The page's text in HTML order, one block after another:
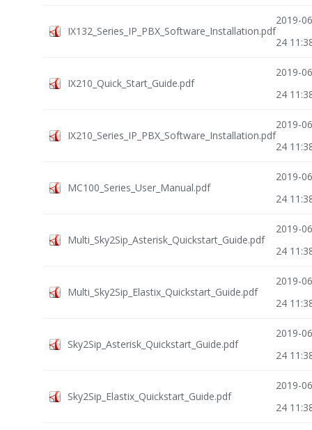
IX132_Series_IP_PBX_Software_Installation.pdf
2019-
24
IX210_Quick_Start_Guide.pdf
2019-
24
IX210_Series_IP_PBX_Software_Installation.pdf
2019-
24
MC100_Series_User_Manual.pdf
2019-
24
Multi_Sky2Sip_Asterisk_Quickstart_Guide.pdf
2019-
24
Multi_Sky2Sip_Elastix_Quickstart_Guide.pdf
2019-
24
Sky2Sip_Asterisk_Quickstart_Guide.pdf
2019-
24
Sky2Sip_Elastix_Quickstart_Guide.pdf
2019-
24